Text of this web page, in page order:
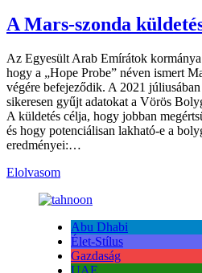
A Mars-szonda
Az Egyesült Arab Emírátok
hogy a „Hope Probe” néven ismert
végére befejeződik. A 2021
sikeresen gyűjt adatokat a Vörös
A küldetés célja, hogy jobban
és hogy potenciálisan lakható-e a
eredményei:…
Elolvasom
Abu Dhabi
Élet-Stílus
Gazdaság
UAE